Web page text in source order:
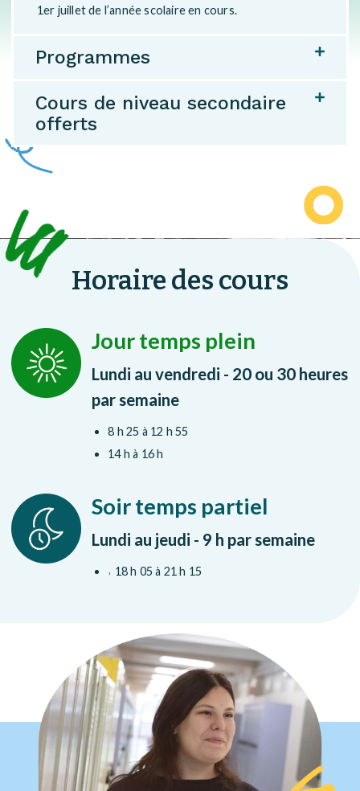
1er juillet de l’année scolaire en cours.
Programmes
Cours de niveau secondaire
offerts
Horaire des cours
Jour temps plein
Lundi au vendredi - 20 ou 30 heures
par semaine
8 h 25 à 12 h 55
14 h à 16 h
Soir temps partiel
Lundi au jeudi - 9 h par semaine
˒ 18 h 05 à 21 h 15